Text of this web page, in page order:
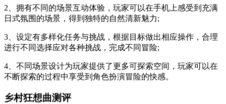
2、拥有不同的场景互动体验，玩家可以在手机上感受到充满
日式氛围的场景，得到独特的自然清新魅力;
3、设定有多样化任务与挑战，根据目标做出相应操作，合理
进行不同选择应对各种挑战，完成不同冒险;
4、不同场景设计为玩家提供了更多可探索空间，玩家可以在
不断探索的过程中享受到角色扮演冒险的快感。
乡村狂想曲测评